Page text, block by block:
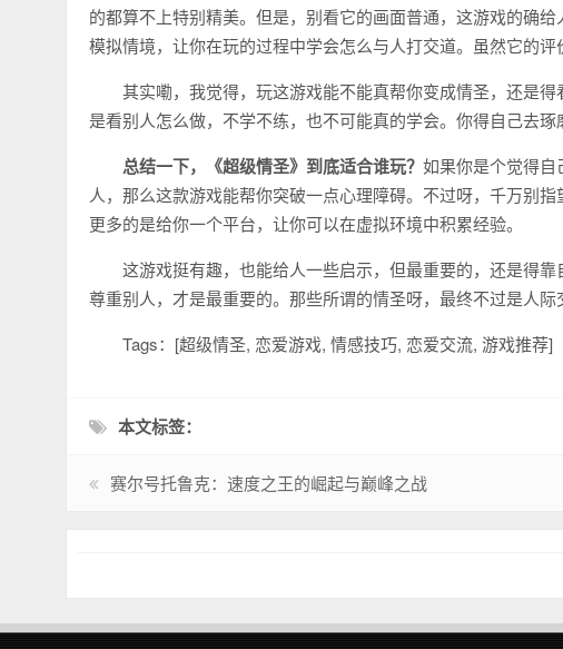
的都算不上特别精美。但是，别看它的画面普通，这游戏的确
模拟情境，让你在玩的过程中学会怎么与人打交道。虽然它的
其实嘞，我觉得，玩这游戏能不能真帮你变成情圣，还是
是看别人怎么做，不学不练，也不可能真的学会。你得自己去琢
总结一下，《超级情圣》到底适合谁玩？ 如果你是个觉得自
人，那么这款游戏能帮你突破一点心理障碍。不过呀，千万别
更多的是给你一个平台，让你可以在虚拟环境中积累经验。
这游戏挺有趣，也能给人一些启示，但最重要的，还是得
尊重别人，才是最重要的。那些所谓的情圣呀，最终不过是人际
Tags：[超级情圣, 恋爱游戏, 情感技巧, 恋爱交流, 游戏推荐]
本文标签：
赛尔号托鲁克：速度之王的崛起与巅峰之战